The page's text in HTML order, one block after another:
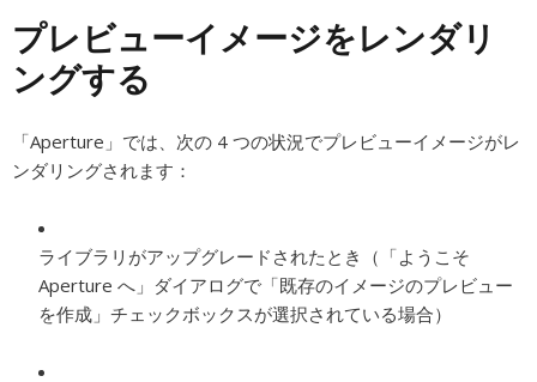
プレビューイメージをレンダリ
ングする
「Aperture」では、次の 4 つの状況でプレビューイメージがレ
ンダリングされます：
ライブラリがアップグレードされたとき（「ようこそ
Aperture へ」ダイアログで「既存のイメージのプレビュー
を作成」チェックボックスが選択されている場合）